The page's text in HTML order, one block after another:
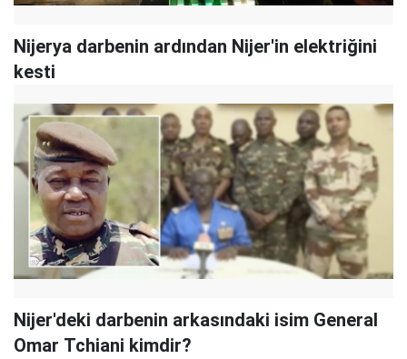
Nijerya darbenin ardından Nijer'in elektriğini
kesti
Nijer'deki darbenin arkasındaki isim General
Omar Tchiani kimdir?